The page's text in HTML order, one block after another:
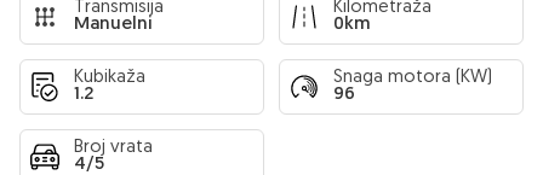
Transmisija
Manuelni
Kilometraža
0km
Kubikaža
1.2
Snaga motora (KW)
96
Broj vrata
4/5